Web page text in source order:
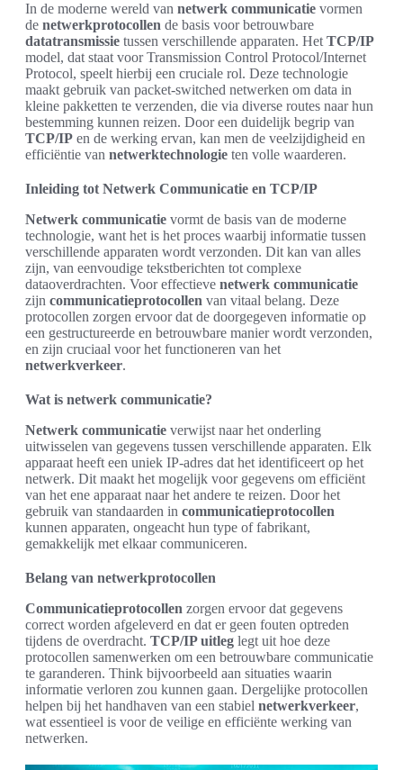
In de moderne wereld van netwerk communicatie vormen
de netwerkprotocollen de basis voor betrouwbare
datatransmissie tussen verschillende apparaten. Het TCP/IP
model, dat staat voor Transmission Control Protocol/Internet
Protocol, speelt hierbij een cruciale rol. Deze technologie
maakt gebruik van packet-switched netwerken om data in
kleine pakketten te verzenden, die via diverse routes naar hun
bestemming kunnen reizen. Door een duidelijk begrip van
TCP/IP en de werking ervan, kan men de veelzijdigheid en
efficiëntie van netwerktechnologie ten volle waarderen.
Inleiding tot Netwerk Communicatie en TCP/IP
Netwerk communicatie vormt de basis van de moderne
technologie, want het is het proces waarbij informatie tussen
verschillende apparaten wordt verzonden. Dit kan van alles
zijn, van eenvoudige tekstberichten tot complexe
dataoverdrachten. Voor effectieve netwerk communicatie
zijn communicatieprotocollen van vitaal belang. Deze
protocollen zorgen ervoor dat de doorgegeven informatie op
een gestructureerde en betrouwbare manier wordt verzonden,
en zijn cruciaal voor het functioneren van het
netwerkverkeer.
Wat is netwerk communicatie?
Netwerk communicatie verwijst naar het onderling
uitwisselen van gegevens tussen verschillende apparaten. Elk
apparaat heeft een uniek IP-adres dat het identificeert op het
netwerk. Dit maakt het mogelijk voor gegevens om efficiënt
van het ene apparaat naar het andere te reizen. Door het
gebruik van standaarden in communicatieprotocollen
kunnen apparaten, ongeacht hun type of fabrikant,
gemakkelijk met elkaar communiceren.
Belang van netwerkprotocollen
Communicatieprotocollen zorgen ervoor dat gegevens
correct worden afgeleverd en dat er geen fouten optreden
tijdens de overdracht. TCP/IP uitleg legt uit hoe deze
protocollen samenwerken om een betrouwbare communicatie
te garanderen. Think bijvoorbeeld aan situaties waarin
informatie verloren zou kunnen gaan. Dergelijke protocollen
helpen bij het handhaven van een stabiel netwerkverkeer,
wat essentieel is voor de veilige en efficiënte werking van
netwerken.